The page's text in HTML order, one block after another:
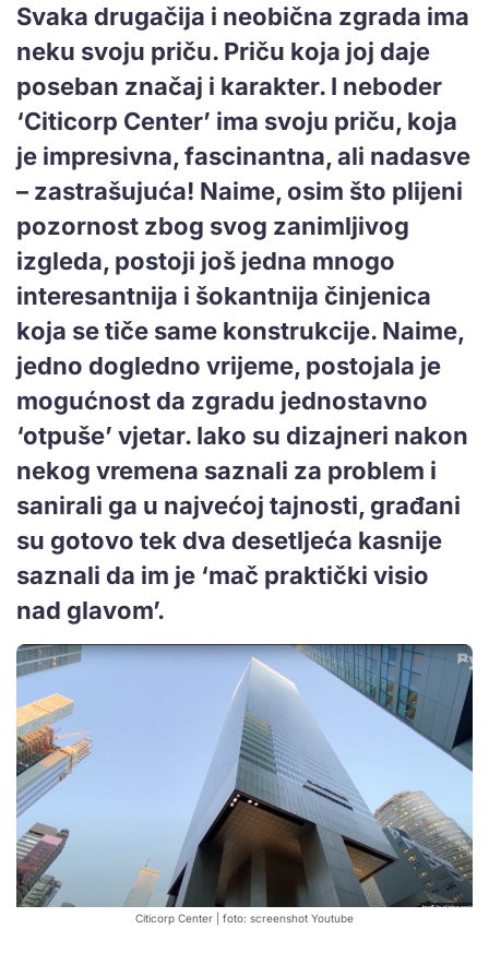
Svaka drugačija i neobična zgrada ima
neku svoju priču. Priču koja joj daje
poseban značaj i karakter. I neboder
‘Citicorp Center’ ima svoju priču, koja
je impresivna, fascinantna, ali nadasve
– zastrašujuća! Naime, osim što plijeni
pozornost zbog svog zanimljivog
izgleda, postoji još jedna mnogo
interesantnija i šokantnija činjenica
koja se tiče same konstrukcije. Naime,
jedno dogledno vrijeme, postojala je
mogućnost da zgradu jednostavno
‘otpuše’ vjetar. Iako su dizajneri nakon
nekog vremena saznali za problem i
sanirali ga u najvećoj tajnosti, građani
su gotovo tek dva desetljeća kasnije
saznali da im je ‘mač praktički visio
nad glavom’.
Citicorp Center | foto: screenshot Youtube